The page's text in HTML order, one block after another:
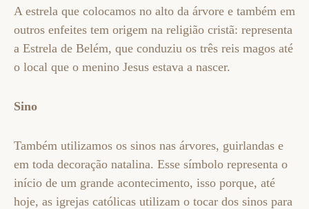
A estrela que colocamos no alto da árvore e também em
outros enfeites tem origem na religião cristã: representa
a Estrela de Belém, que conduziu os três reis magos até
o local que o menino Jesus estava a nascer.
Sino
Também utilizamos os sinos nas árvores, guirlandas e
em toda decoração natalina. Esse símbolo representa o
início de um grande acontecimento, isso porque, até
hoje, as igrejas católicas utilizam o tocar dos sinos para